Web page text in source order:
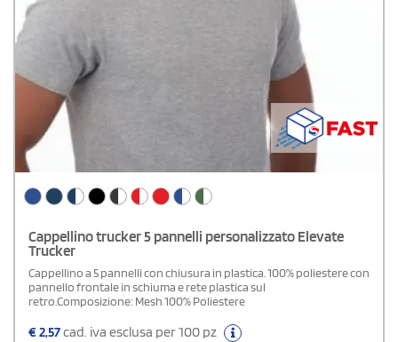
Cappellino trucker 5 pannelli personalizzato Elevate
Trucker
Cappellino a 5 pannelli con chiusura in plastica. 100% poliestere con
pannello frontale in schiuma e rete plastica sul
retro.Composizione: Mesh 100% Poliestere
€2,57cad. iva esclusa per 100 pz